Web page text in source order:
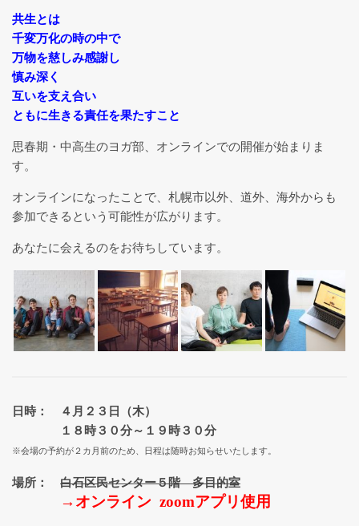
YogArtギャラリー
脳と身体を休めるヨガ
リストラティブヨガ１Day講座
リストラティブヨガ指導者養成講
座について
養成講座 受講生の声
共生とは
千変万化の時の中で
万物を慈しみ感謝し
慎み深く
互いを支え合い
ともに生きる責任を果たすこと
思春期・中高生のヨガ部、オンラインでの開催が始まりま
す。
オンラインになったことで、札幌市以外、道外、海外からも
参加できるという可能性が広がります。
あなたに会えるのをお待ちしています。
日時： ４月２３日（木）
１８時３０分～１９時３０分
※会場の予約が２カ月前のため、日程は随時お知らせいたします。
場所： 白石区民センター５階 多目的室
→オンライン zoomアプリ使用